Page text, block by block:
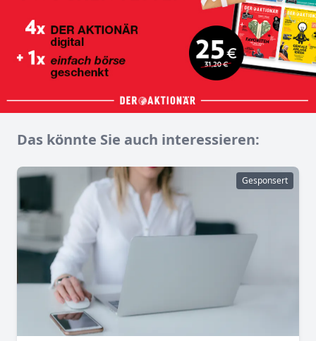
Das könnte Sie auch interessieren:
Gesponsert